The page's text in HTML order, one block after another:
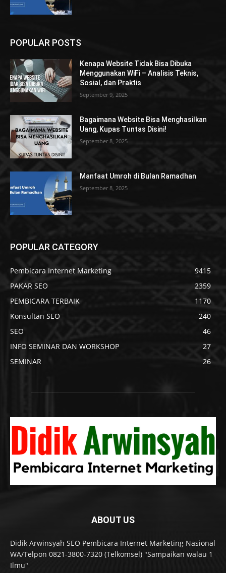
POPULAR POSTS
Kenapa Website Tidak Bisa Dibuka
Menggunakan WiFi – Analisis Teknis,
Sosial, dan Praktis
September 9, 2025
Bagaimana Website Bisa Menghasilkan
Uang, Kupas Tuntas Disini!
September 8, 2025
Manfaat Umroh di Bulan Ramadhan
September 8, 2025
POPULAR CATEGORY
Pembicara Internet Marketing
9415
PAKAR SEO
2359
PEMBICARA TERBAIK
1170
Konsultan SEO
240
SEO
46
INFO SEMINAR DAN WORKSHOP
27
SEMINAR
26
ABOUT US
Didik Arwinsyah SEO Pembicara Internet Marketing Nasional
WA/Telpon 0821-3800-7320 (Telkomsel) "Sampaikan walau 1
Ilmu"